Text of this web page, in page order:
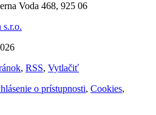
Voda 468, 925 06
s.r.o.
, RSS, Vytlačiť
o prístupnosti, Cookies,